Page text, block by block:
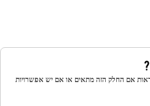
אם החלק הזה מתאים או אם יש אפשרויות